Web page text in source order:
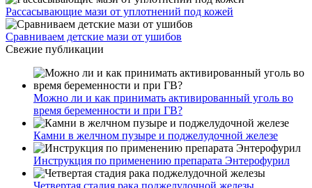
Рассасывающие мази от уплотнений под кожей
Сравниваем детские мази от ушибов
Свежие публикации
Можно ли и как принимать активированный уголь во
время беременности и при ГВ?
Камни в желчном пузыре и поджелудочной железе
Инструкция по применению препарата Энтерофурил
Четвертая стадия рака поджелудочной железы